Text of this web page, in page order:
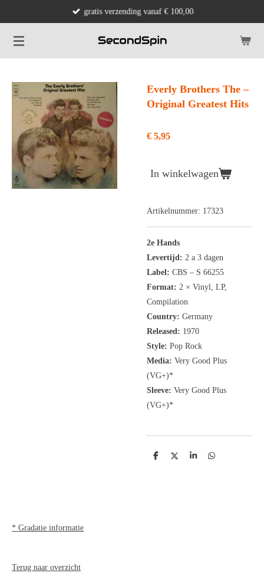
naar
de
gratis verzending vanaf € 100,00
Everly Brothers The –
Original Greatest Hits
€ 5,95
In winkelwagen
Artikelnummer: 17323
2e Hands
Levertijd: 2 a 3 dagen
Label: CBS ‎– S 66255
Format: 2 × Vinyl, LP,
Compilation
Country: Germany
Released: 1970
Style: Pop Rock
Media: Very Good Plus
(VG+)*
Sleeve: Very Good Plus
(VG+)*
D
D
S
D
* Gradatie informatie
Terug naar overzicht